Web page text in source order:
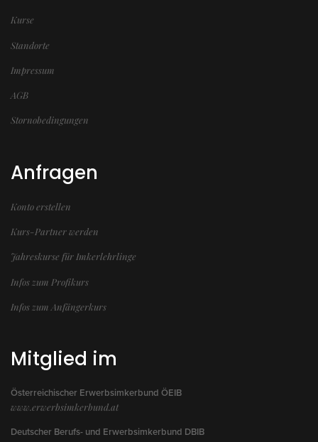
Kurse
Standorte
Impressum
AGB
Stornobedingungen
Anfragen
Konto erstellen
Kurs-Partner werden
Jahreskurse für Imkerlehrlinge
Infos zum Profikurs
Infos zum Anfängerkurs
Mitglied im
Österreichischer Erwerbsimkerbund ÖEIB
www.erwerbsimkerbund.at
Deutscher Berufs- und Erwerbsimkerbund DBIB